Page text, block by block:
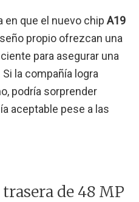
en que el nuevo chip A19
propio ofrezcan una
para asegurar una
la compañía logra
podría sorprender
aceptable pese a las
de 48 MP